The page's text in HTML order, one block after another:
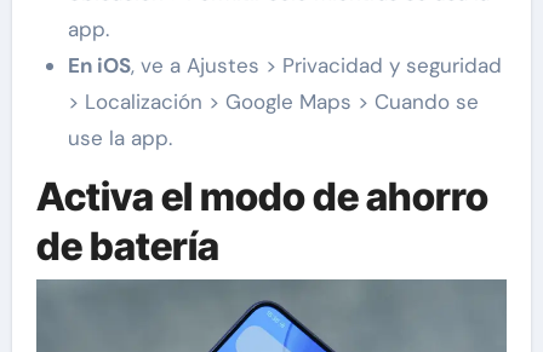
app.
En iOS, ve a Ajustes > Privacidad y seguridad
> Localización > Google Maps > Cuando se
use la app.
Activa el modo de ahorro
de batería